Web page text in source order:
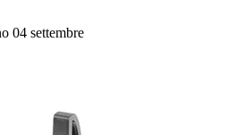
04 settembre